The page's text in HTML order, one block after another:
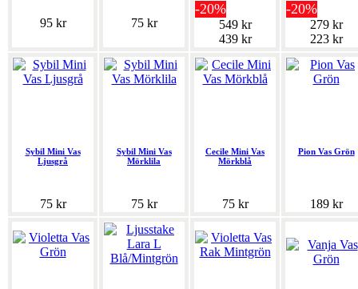
95 kr 75 kr
-20%
549 kr
439 kr
-20%
279 kr
223 kr
Sybil Mini Vas
Ljusgrå
75 kr
Sybil Mini Vas
Mörklila
75 kr
Cecile Mini Vas
Mörkblå
75 kr
Pion Vas Grön
189 kr